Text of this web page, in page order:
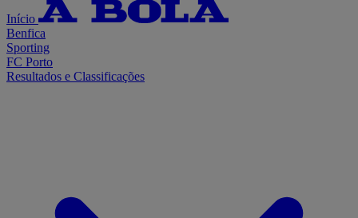
Início
Benfica
Sporting
FC Porto
Resultados e Classificações